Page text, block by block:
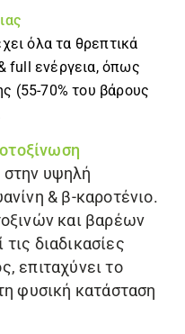
όλα τα θρεπτικά
full ενέργεια, όπως
(55-70% του βάρους
στην υψηλή
& β-καροτένιο.
και βαρέων
διαδικασίες
επιταχύνει το
φυσική κατάσταση